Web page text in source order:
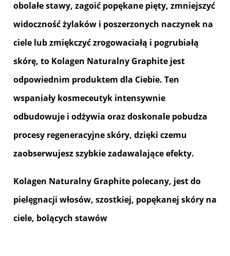
obolałe stawy, zagoić popękane pięty, zmniejszyć
widoczność żylaków i poszerzonych naczynek na
ciele lub zmiękczyć zrogowaciałą i pogrubiałą
skórę, to Kolagen Naturalny Graphite jest
odpowiednim produktem dla Ciebie. Ten
wspaniały kosmeceutyk intensywnie
odbudowuje i odżywia oraz doskonale pobudza
procesy regeneracyjne skóry, dzięki czemu
zaobserwujesz szybkie zadawalające efekty.
Kolagen Naturalny Graphite polecany, jest do
pielęgnacji włosów, szostkiej, popękanej skóry na
ciele, bolących stawów